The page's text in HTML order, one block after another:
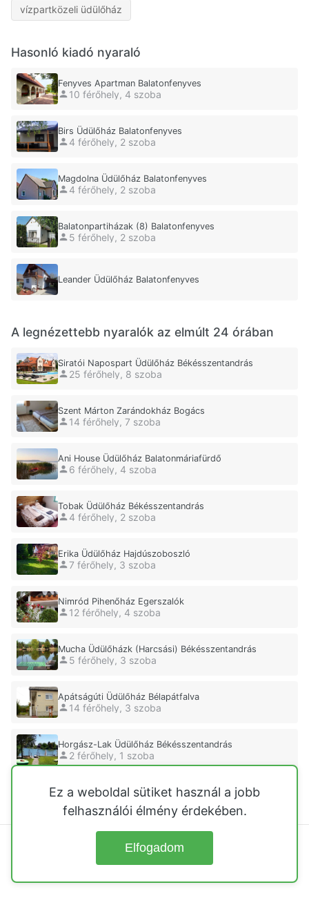
vízpartközeli üdülőház
Hasonló kiadó nyaraló
Fenyves Apartman Balatonfenyves
10 férőhely, 4 szoba
Birs Üdülőház Balatonfenyves
4 férőhely, 2 szoba
Magdolna Üdülőház Balatonfenyves
4 férőhely, 2 szoba
Balatonpartiházak (8) Balatonfenyves
5 férőhely, 2 szoba
Leander Üdülőház Balatonfenyves
A legnézettebb nyaralók az elmúlt 24 órában
Siratói Napospart Üdülőház Békésszentandrás
25 férőhely, 8 szoba
Szent Márton Zarándokház Bogács
14 férőhely, 7 szoba
Ani House Üdülőház Balatonmáriafürdő
6 férőhely, 4 szoba
Tobak Üdülőház Békésszentandrás
4 férőhely, 2 szoba
Erika Üdülőház Hajdúszoboszló
7 férőhely, 3 szoba
Nimród Pihenőház Egerszalók
12 férőhely, 4 szoba
Mucha Üdülőházk (Harcsási) Békésszentandrás
5 férőhely, 3 szoba
Apátságúti Üdülőház Bélapátfalva
14 férőhely, 3 szoba
Horgász-Lak Üdülőház Békésszentandrás
2 férőhely, 1 szoba
Elite Üdülőház Örkény
Ez a weboldal sütiket használ a jobb
felhasználói élmény érdekében.
Elfogadom